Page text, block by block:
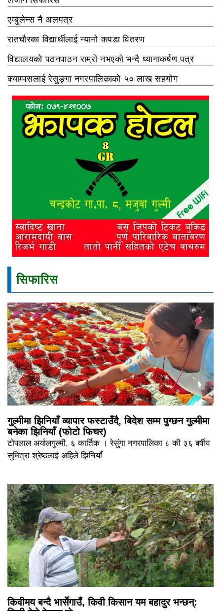
एम्बुलेन्स नै अलपत्र
रातचौरका विद्यार्थीलाई न्यानो कपडा वितरण
विद्यालयको पठनपाठन राम्रो नभएको भन्दै ध्यानाकर्षण पत्र
क्याम्पसलाई रेसुङ्गा नगरपालिकाको ५० लाख सहयोग
सिफारिस
गुल्मीमा झिनियाँ व्यापार फस्टाउँदै, बिदेश सम्म पुग्छन गुल्मीमा
बनेका झिनियाँ (फोटो फिचर)
टोपलाल अर्यालगुल्मी, ६ कार्तिक । रेसुंगा नगरपालिका ८ की ३६ बर्षीय
सुमित्रा श्रेष्ठलाई अहिले झिनियाँ
किवीमय बन्दै भार्सेगाउँ, किवी किसान यम बहादुर भन्छन्: